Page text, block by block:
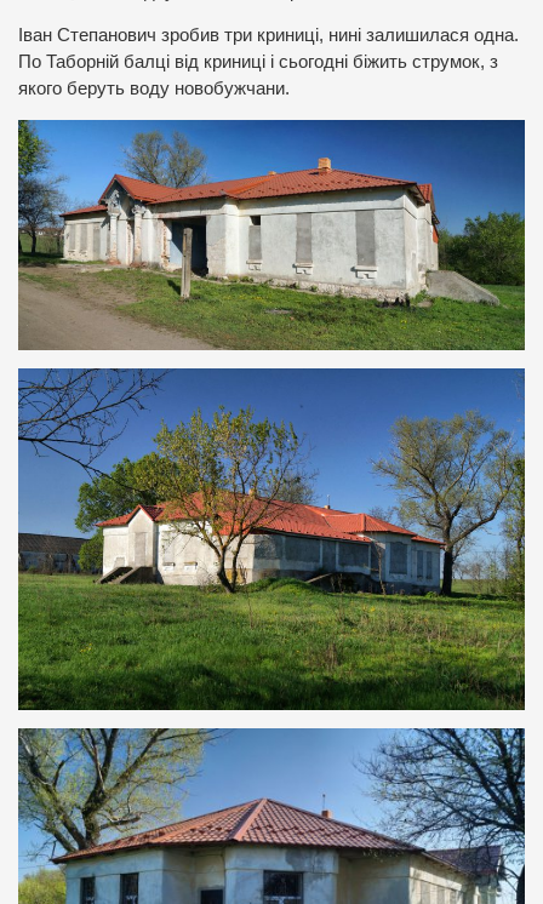
Іван Степанович зробив три криниці, нині залишилася одна.
По Таборній балці від криниці і сьогодні біжить струмок, з
якого беруть воду новобужчани.